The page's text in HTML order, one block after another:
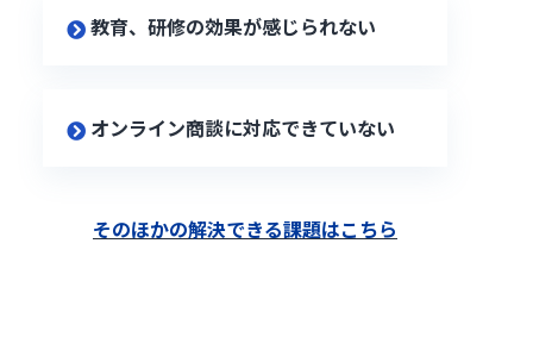
教育、研修の効果が感じられない
オンライン商談に対応できていない
そのほかの解決できる課題はこちら